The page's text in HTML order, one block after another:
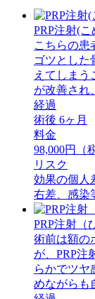
PRP注射(
こちらの患
ゴツとした
えてしまう
が改善さ
経過
術後 6ヶ月
料金
98,000円（
リスク
効果の個人
右差、感染
PRP注射（
術前は額の
が、PRP注
らかでツヤ
めながら